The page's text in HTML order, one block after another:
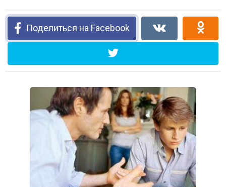
Поделиться на Facebook